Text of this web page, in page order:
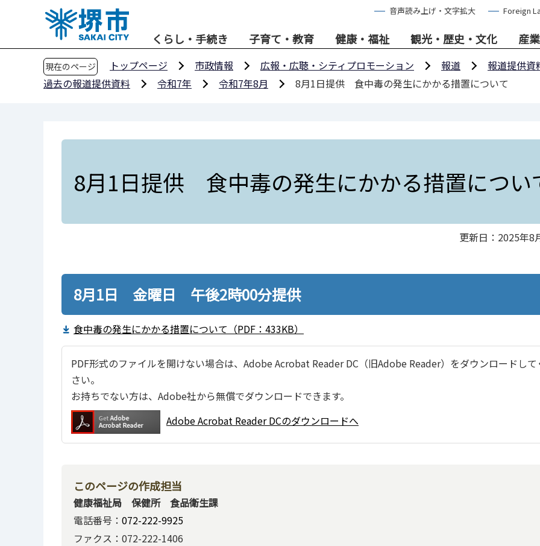
音声読み上げ・文字拡大 Foreign
くらし・手続き 子育て・教育 健康・福祉 観光・歴史・文化 産
現在のページ トップページ 市政情報 広報・広聴・シティプロモーション 報道
報道提供資
過去の報道提供資料
令和7年 令和7年8月 8月1日提供 食中毒の発生にかかる措置について
8月1日提供 食中毒の発生にかかる措置につい
更新日：2025年8
8月1日 金曜日 午後2時00分提供
食中毒の発生にかかる措置について（PDF：433KB）
PDF形式のファイルを開けない場合は、Adobe Acrobat Reader DC（旧Adobe Reader）をダウンロードして
さい。
お持ちでない方は、Adobe社から無償でダウンロードできます。
Adobe Acrobat Reader DCのダウンロードへ
このページの作成担当
健康福祉局 保健所 食品衛生課
電話番号： 072-222-9925
ファクス：072-222-1406